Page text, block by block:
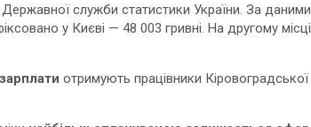
Державної служби статистики України. За даними
у Києві — 48 003 гривні. На другому
отримують працівники